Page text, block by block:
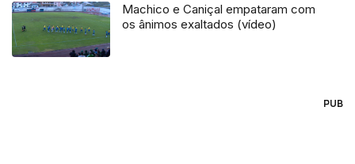
Machico e Caniçal empataram com
os ânimos exaltados (vídeo)
PUB